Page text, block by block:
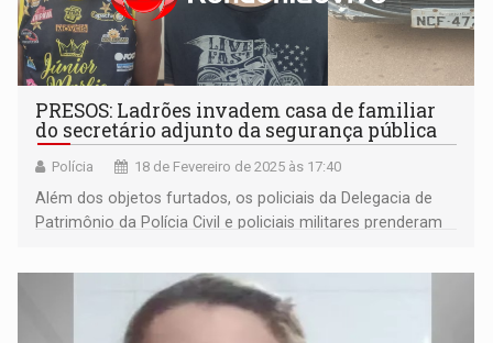
PRESOS: Ladrões invadem casa de familiar
do secretário adjunto da segurança pública
Polícia 18 de Fevereiro de 2025 às 17:40
Além dos objetos furtados, os policiais da Delegacia de
Patrimônio da Polícia Civil e policiais militares prenderam